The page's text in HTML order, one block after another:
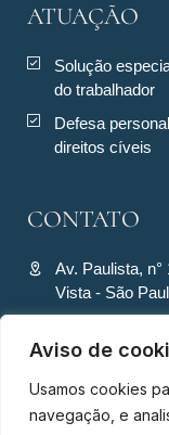
Aviso de
Usamos cookies
navegação, e
ATUAÇÃO
Solução
do trabalhador
Defesa
direitos cíveis
CONTATO
Av. Paulista, n°
Vista - São
(11) 94280-4701